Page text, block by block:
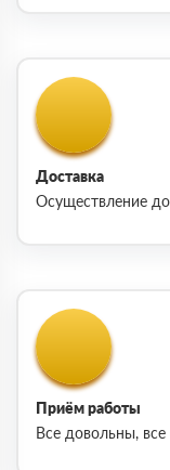
Доставка
Осуществление
Приём работы
Все довольны, все